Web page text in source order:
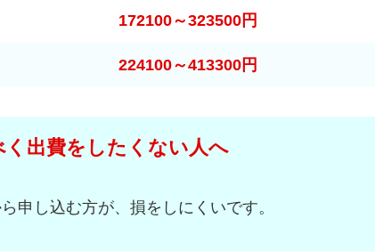
172100～323500円
224100～413300円
出費をしたくない人へ
申し込む方が、損をしにくいです。